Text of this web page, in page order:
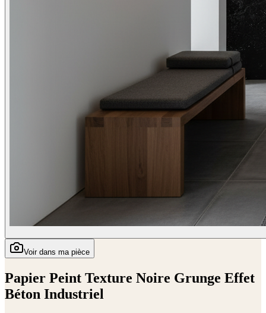
Voir dans ma pièce
Papier Peint Texture Noire Grunge Effet
Béton Industriel